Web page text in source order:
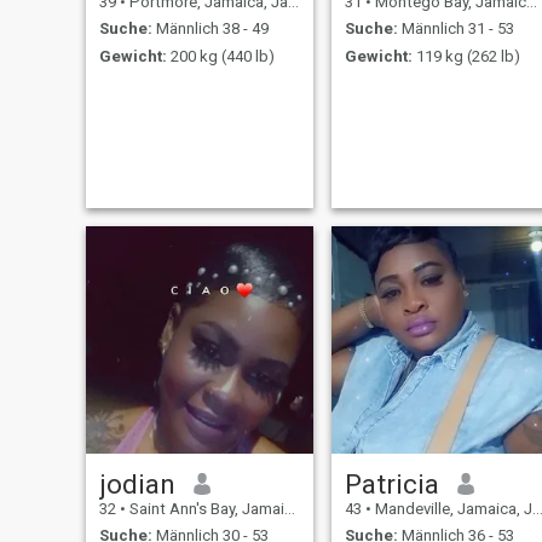
SENDEN SIE MIR unlesbaren
Nachrichten, die ich nur Müll.
U SPRECHEN WOLLEN
Suche: Männlich 38 - 49
Gewicht: 200 kg (440 lb)
Suche: Männlich 31 - 53
Gewicht: 119 kg (262 lb)
jodian
32 • Saint Ann's Bay, Jamaica, Jamaika
Suche: Männlich 30 - 53
Patricia
43 • Mandeville, Jamaica, Jamaika
Suche: Männlich 36 - 53